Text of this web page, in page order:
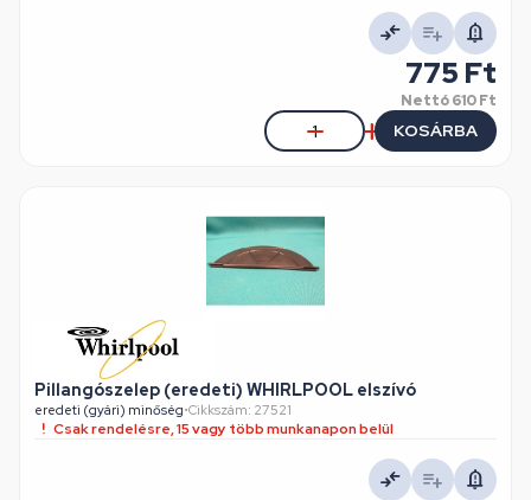
775 Ft
Nettó610 Ft
KOSÁRBA
Pillangószelep (eredeti) WHIRLPOOL elszívó
eredeti (gyári) minőség•Cikkszám: 27521
Csak rendelésre, 15 vagy több munkanapon belül